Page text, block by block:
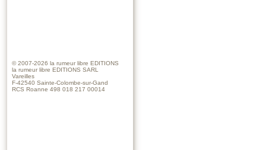
© 2007-2026 la rumeur libre EDITIONS
la rumeur libre EDITIONS SARL
Vareilles
F-42540 Sainte-Colombe-sur-Gand
RCS Roanne 498 018 217 00014